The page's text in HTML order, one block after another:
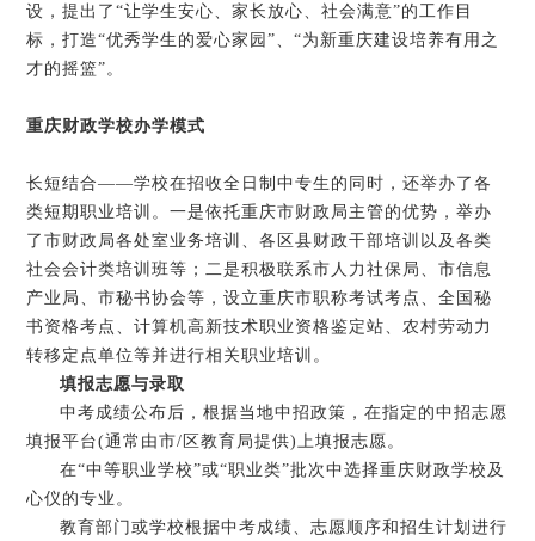
设，提出了“让学生安心、家长放心、社会满意”的工作目
标，打造“优秀学生的爱心家园”、“为新重庆建设培养有用之
才的摇篮”。
重庆财政学校办学模式
长短结合——学校在招收全日制中专生的同时，还举办了各
类短期职业培训。一是依托重庆市财政局主管的优势，举办
了市财政局各处室业务培训、各区县财政干部培训以及各类
社会会计类培训班等；二是积极联系市人力社保局、市信息
产业局、市秘书协会等，设立重庆市职称考试考点、全国秘
书资格考点、计算机高新技术职业资格鉴定站、农村劳动力
转移定点单位等并进行相关职业培训。
填报志愿与录取
中考成绩公布后，根据当地中招政策，在指定的中招志愿
填报平台(通常由市/区教育局提供)上填报志愿。
在“中等职业学校”或“职业类”批次中选择重庆财政学校及
心仪的专业。
教育部门或学校根据中考成绩、志愿顺序和招生计划进行